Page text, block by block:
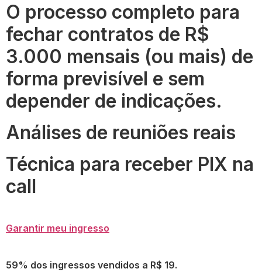
O processo completo para
fechar contratos de R$
3.000 mensais (ou mais) de
forma previsível e sem
depender de indicações.
Análises de reuniões reais
Técnica para receber PIX na
call
Garantir meu ingresso
59% dos ingressos vendidos a R$ 19.